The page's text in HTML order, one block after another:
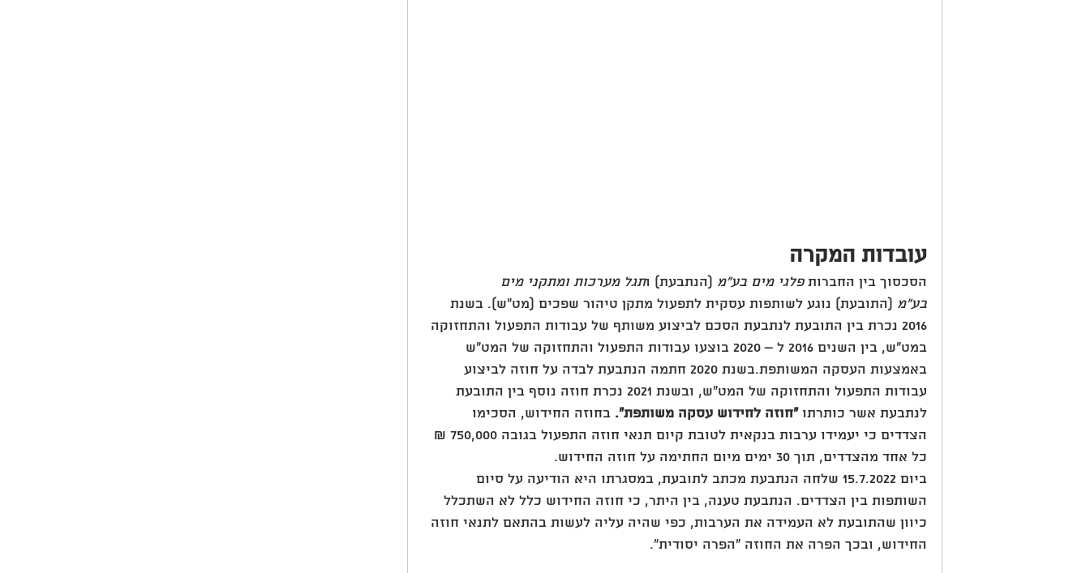
עובדות המקרה
הסכסוך בין החברות פלגי מים בע"מ (הנתבעת) ותגל מערכות ומתקני מים
בע"מ (התובעת) נוגע לשותפות עסקית לתפעול מתקן טיהור שפכים (מט"ש). בשנת
2016 נכרת בין התובעת לנתבעת הסכם לביצוע משותף של עבודות התפעול והתחזוקה
במט"ש, בין השנים 2016 ל – 2020 בוצעו עבודות התפעול והתחזוקה של המט"ש
באמצעות העסקה המשותפת.בשנת 2020 חתמה הנתבעת לבדה על חוזה לביצוע
עבודות התפעול והתחזוקה של המט"ש, ובשנת 2021 נכרת חוזה נוסף בין התובעת
לנתבעת אשר כותרתו "חוזה לחידוש עסקה משותפת". בחוזה החידוש, הסכימו
הצדדים כי יעמידו ערבות בנקאית לטובת קיום תנאי חוזה התפעול בגובה 750,000 ₪
כל אחד מהצדדים, תוך 30 ימים מיום החתימה על חוזה החידוש.
ביום 15.7.2022 שלחה הנתבעת מכתב לתובעת, במסגרתו היא הודיעה על סיום
השותפות בין הצדדים. הנתבעת טענה, בין היתר, כי חוזה החידוש כלל לא השתכלל
כיוון שהתובעת לא העמידה את הערבות, כפי שהיה עליה לעשות בהתאם לתנאי חוזה
החידוש, ובכך הפרה את החוזה "הפרה יסודית".